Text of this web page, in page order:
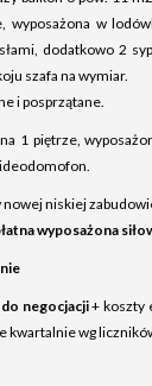
wyposażona w
dodatkowo 2
szafa na wymiar.
i posprzątane.
1 piętrze,
niskiej
wyposażona
do negocjacji+ koszty
kwartalnie wg